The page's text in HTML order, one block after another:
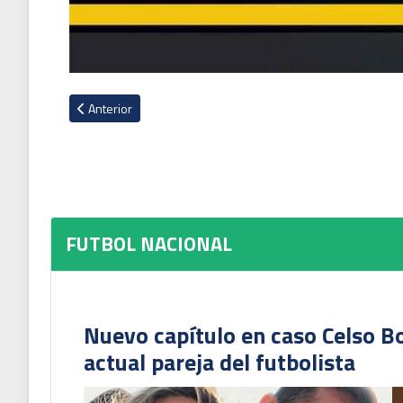
Artículo anterior: Yael López se mantendrá con Alajuelense
Anterior
FUTBOL NACIONAL
Nuevo capítulo en caso Celso
actual pareja del futbolista